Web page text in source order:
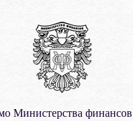
Министерства